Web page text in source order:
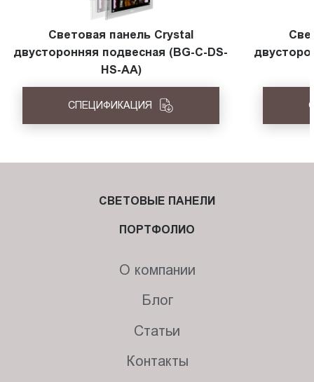
Световая панель Crystal
двусторонняя подвесная (BG-C-DS-
HS-АА)
СПЕЦИФИКАЦИЯ
СВЕТОВЫЕ ПАНЕЛИ
ПОРТФОЛИО
О компании
Блог
Статьи
Контакты